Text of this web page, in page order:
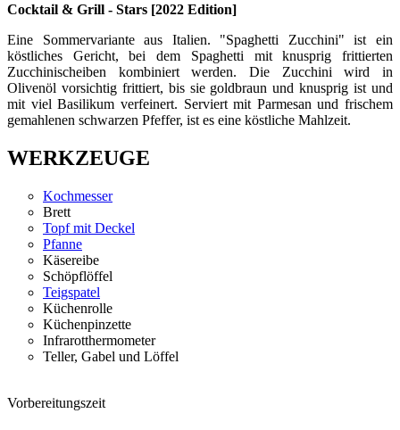
Cocktail & Grill - Stars [2022 Edition]
Eine Sommervariante aus Italien. "Spaghetti Zucchini" ist ein
köstliches Gericht, bei dem Spaghetti mit knusprig frittierten
Zucchinischeiben kombiniert werden. Die Zucchini wird in
Olivenöl vorsichtig frittiert, bis sie goldbraun und knusprig ist und
mit viel Basilikum verfeinert. Serviert mit Parmesan und frischem
gemahlenen schwarzen Pfeffer, ist es eine köstliche Mahlzeit.
WERKZEUGE
Kochmesser
Brett
Topf mit Deckel
Pfanne
Käsereibe
Schöpflöffel
Teigspatel
Küchenrolle
Küchenpinzette
Infrarotthermometer
Teller, Gabel und Löffel
Vorbereitungszeit